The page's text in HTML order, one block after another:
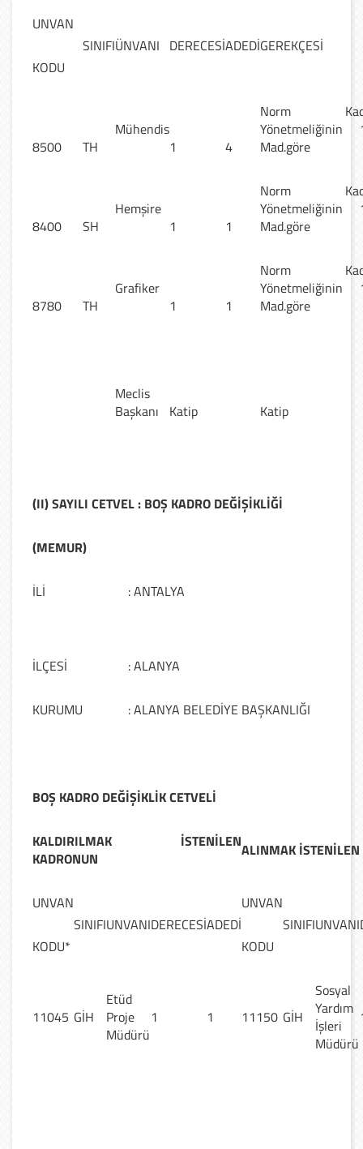
UNVAN
SINIFIÜNVANI DERECESİADEDİGEREKÇESİ
KODU
8500 TH
Mühendis
1
4
Norm
Yönetmeliğinin
Mad.göre
8400 SH
Hemşire
1
1
Norm
Yönetmeliğinin
Mad.göre
8780 TH
Grafiker
1
1
Norm
Yönetmeliğinin
Mad.göre
Meclis
Başkanı
Katip Katip
(II) SAYILI CETVEL : BOŞ KADRO DEĞİŞİKLİĞİ
(MEMUR)
İLİ : ANTALYA
İLÇESİ : ALANYA
KURUMU : ALANYA BELEDİYE BAŞKANLIĞI
BOŞ KADRO DEĞİŞİKLİK CETVELİ
KALDIRILMAK İSTENİLEN
KADRONUN
ALINMAK İSTENİLEN
UNVAN
SINIFIUNVANIDERECESİADEDİ
UNVAN
SINIFIUNVANI
KODU*
KODU
11045 GİH
Etüd
Proje
Müdürü
1 1 11150 GİH
Sosyal
Yardım
İşleri
Müdürü